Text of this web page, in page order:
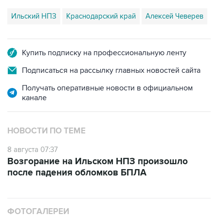
Ильский НПЗ Краснодарский край Алексей Чеверев
Купить подписку на профессиональную ленту
Подписаться на рассылку главных новостей сайта
Получать оперативные новости в официальном
канале
НОВОСТИ ПО ТЕМЕ
8 августа 07:37
Возгорание на Ильском НПЗ произошло
после падения обломков БПЛА
ФОТОГАЛЕРЕИ